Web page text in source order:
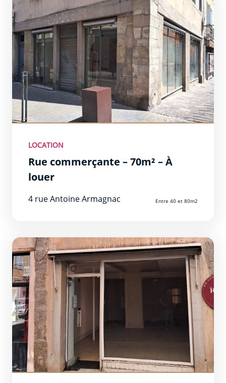
LOCATION
Rue commerçante – 70m² – À
louer
4 rue Antoine Armagnac Entre 40 et 80m2
Entre 40 et 80m2 Prêt à l&#039;emploi